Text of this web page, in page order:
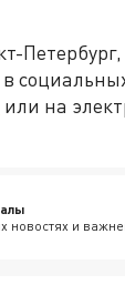
или на
новостях и